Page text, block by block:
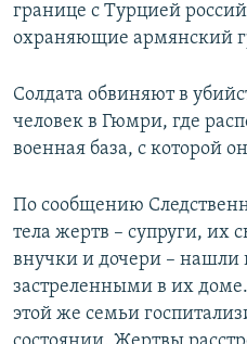
границе с Турцией
охраняющие армянский
Солдата обвиняют в
человек в Гюмри, где
военная база, с которой
По сообщению
тела жертв – супруги, их
внучки и дочери – нашли
застреленными в их
этой же семьи